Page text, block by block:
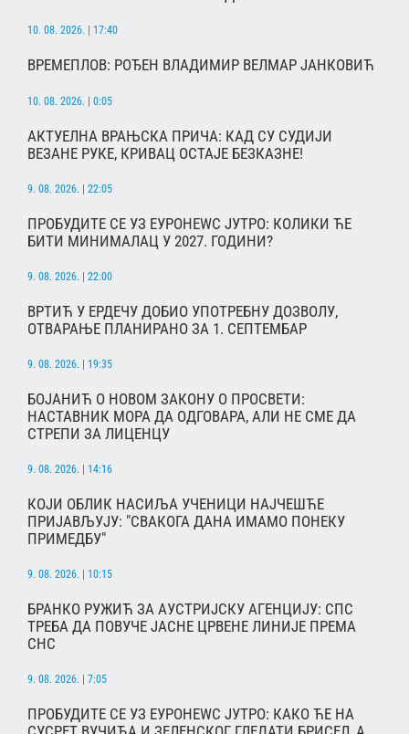
10. 08. 2026. | 17:40
ВРЕМЕПЛОВ: РОЂЕН ВЛАДИМИР ВЕЛМАР ЈАНКОВИЋ
10. 08. 2026. | 0:05
АКТУЕЛНА ВРАЊСКА ПРИЧА: КАД СУ СУДИЈИ
ВЕЗАНЕ РУКЕ, КРИВАЦ ОСТАЈЕ БЕЗКАЗНЕ!
9. 08. 2026. | 22:05
ПРОБУДИТЕ СЕ УЗ ЕУРОНЕWС ЈУТРО: КОЛИКИ ЋЕ
БИТИ МИНИМАЛАЦ У 2027. ГОДИНИ?
9. 08. 2026. | 22:00
ВРТИЋ У ЕРДЕЧУ ДОБИО УПОТРЕБНУ ДОЗВОЛУ,
ОТВАРАЊЕ ПЛАНИРАНО ЗА 1. СЕПТЕМБАР
9. 08. 2026. | 19:35
БОЈАНИЋ О НОВОМ ЗАКОНУ О ПРОСВЕТИ:
НАСТАВНИК МОРА ДА ОДГОВАРА, АЛИ НЕ СМЕ ДА
СТРЕПИ ЗА ЛИЦЕНЦУ
9. 08. 2026. | 14:16
КОЈИ ОБЛИК НАСИЉА УЧЕНИЦИ НАЈЧЕШЋЕ
ПРИЈАВЉУЈУ: "СВАКОГА ДАНА ИМАМО ПОНЕКУ
ПРИМЕДБУ"
9. 08. 2026. | 10:15
БРАНКО РУЖИЋ ЗА АУСТРИЈСКУ АГЕНЦИЈУ: СПС
ТРЕБА ДА ПОВУЧЕ ЈАСНЕ ЦРВЕНЕ ЛИНИЈЕ ПРЕМА
СНС
9. 08. 2026. | 7:05
ПРОБУДИТЕ СЕ УЗ ЕУРОНЕWС ЈУТРО: КАКО ЋЕ НА